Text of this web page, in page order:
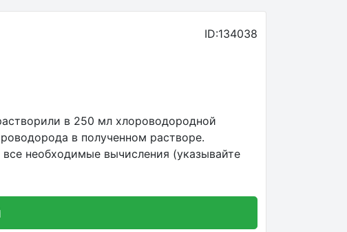
ID:134038
в 250 мл хлороводородной
в полученном растворе.
необходимые вычисления (указывайте